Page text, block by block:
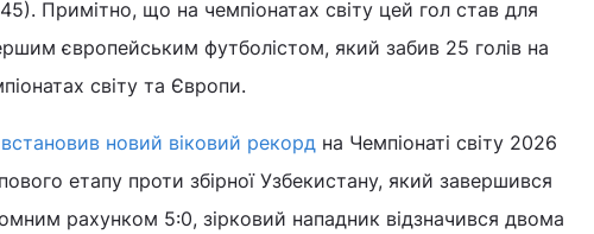
Примітно, що на чемпіонатах світу цей гол став для
європейським футболістом, який забив 25 голів на
світу та Європи.
новий віковий рекорд на Чемпіонаті світу 2026
етапу проти збірної Узбекистану, який завершився
рахунком 5:0, зірковий нападник відзначився двома